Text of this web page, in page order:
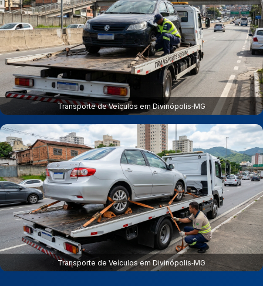
Transporte de Veículos em Divinópolis‑MG
Transporte de Veículos em Divinópolis‑MG